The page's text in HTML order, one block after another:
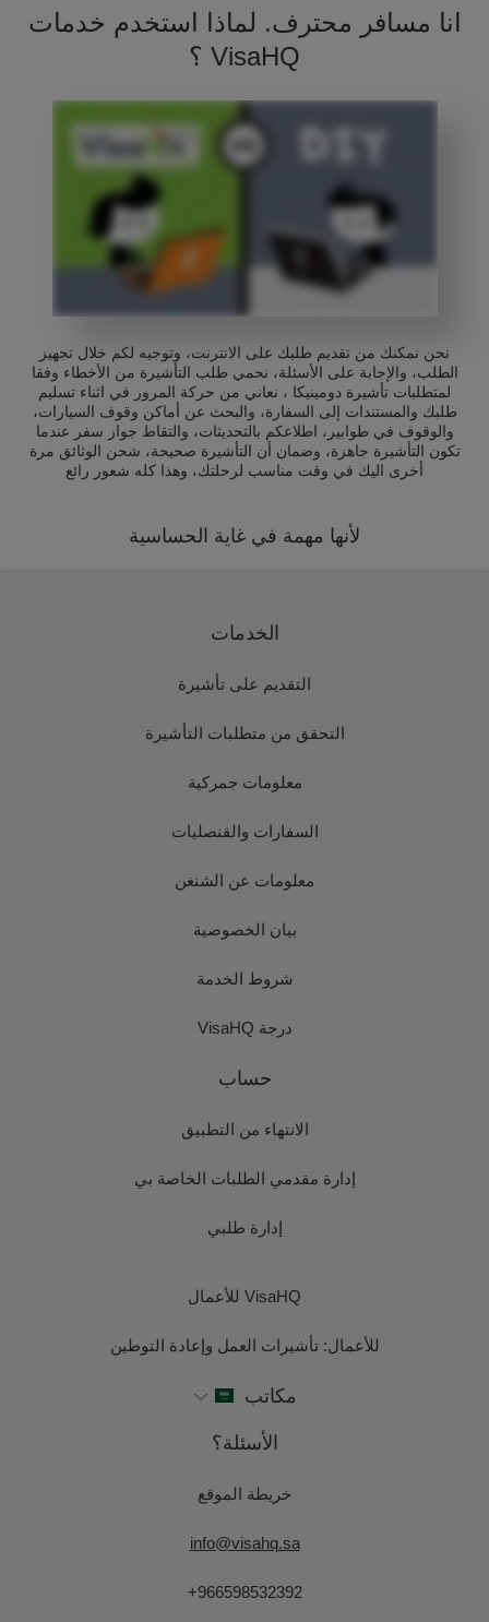
انا مسافر محترف. لماذا استخدم خدمات
VisaHQ ؟
نحن نمكنك من تقديم طلبك على الانترنت، وتوجيه لكم خلال تجهيز
الطلب، والإجابة على الأسئلة، نحمي طلب التأشيرة من الأخطاء وفقا
لمتطلبات تأشيرة دومينيكا ، نعاني من حركة المرور في اثناء تسليم
طلبك والمستندات إلى السفارة، والبحث عن أماكن وقوف السيارات،
والوقوف في طوابير، اطلاعكم بالتحديثات، والتقاط جواز سفر عندما
تكون التأشيرة جاهزة، وضمان أن التأشيرة صحيحة، شحن الوثائق مرة
أخرى اليك في وقت مناسب لرحلتك، وهذا كله شعور رائع
لأنها مهمة في غاية الحساسية
الخدمات
التقديم على تأشيرة
التحقق من متطلبات التأشيرة
معلومات جمركية
السفارات والقنصليات
معلومات عن الشنغن
بيان الخصوصية
شروط الخدمة
درجة VisaHQ
حساب
الانتهاء من التطبيق
إدارة مقدمي الطلبات الخاصة بي
إدارة طلبي
VisaHQ للأعمال
للأعمال: تأشيرات العمل وإعادة التوطين
مكاتب
الأسئلة؟
خريطة الموقع
info@visahq.sa
+966598532392